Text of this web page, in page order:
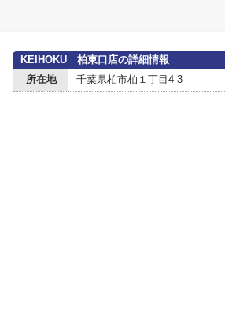
KEIHOKU 柏東口店の詳細情報
所在地
千葉県柏市柏１丁目4-3